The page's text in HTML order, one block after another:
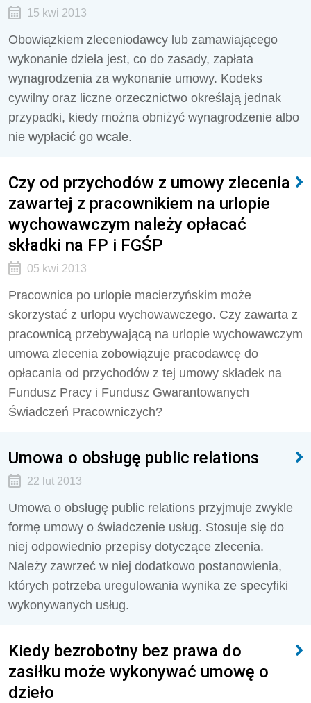
15 kwi 2013
Obowiązkiem zleceniodawcy lub zamawiającego
wykonanie dzieła jest, co do zasady, zapłata
wynagrodzenia za wykonanie umowy. Kodeks
cywilny oraz liczne orzecznictwo określają jednak
przypadki, kiedy można obniżyć wynagrodzenie albo
nie wypłacić go wcale.
Czy od przychodów z umowy zlecenia
zawartej z pracownikiem na urlopie
wychowawczym należy opłacać
składki na FP i FGŚP
05 kwi 2013
Pracownica po urlopie macierzyńskim może
skorzystać z urlopu wychowawczego. Czy zawarta z
pracownicą przebywającą na urlopie wychowawczym
umowa zlecenia zobowiązuje pracodawcę do
opłacania od przychodów z tej umowy składek na
Fundusz Pracy i Fundusz Gwarantowanych
Świadczeń Pracowniczych?
Umowa o obsługę public relations
22 lut 2013
Umowa o obsługę public relations przyjmuje zwykle
formę umowy o świadczenie usług. Stosuje się do
niej odpowiednio przepisy dotyczące zlecenia.
Należy zawrzeć w niej dodatkowo postanowienia,
których potrzeba uregulowania wynika ze specyfiki
wykonywanych usług.
Kiedy bezrobotny bez prawa do
zasiłku może wykonywać umowę o
dzieło